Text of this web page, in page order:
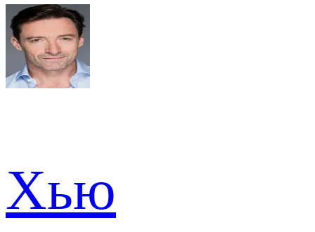
Хью